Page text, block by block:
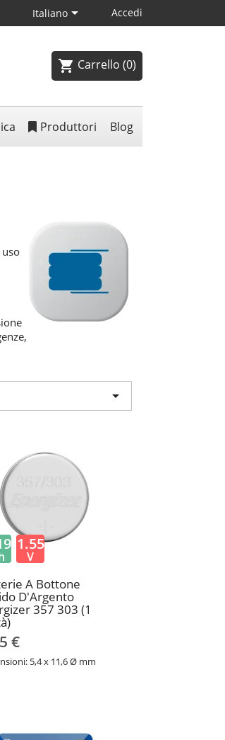
Italiano Accedi
shopping_cart Carrello (0)
Produttori Blog

A Bottone
D'Argento
357 303 (1
€
5,4 x 11,6 Ø mm
1.55
V